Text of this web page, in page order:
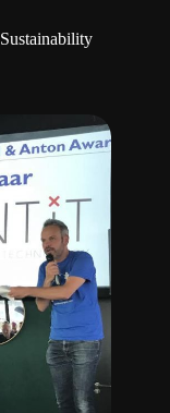
Sustainability